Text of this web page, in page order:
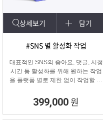
상세보기 담기
#SNS 별 활성화 작업
대표적인 SNS의 좋아요, 댓글, 시청
시간 등 활성화를 위해 원하는 작업
을 플랫폼 별로 제한 없이 작업할 수
SNS 육성용, 마케터, 인플루언서 분
들이 계정 활성화하기에 적합한 프로
그램입니다.
399,000 원